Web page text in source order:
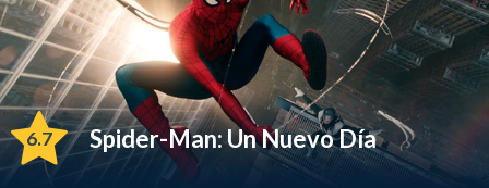
6.7 Spider-Man: Un Nuevo Día